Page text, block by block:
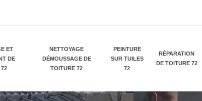
ET
DE
NETTOYAGE
DÉMOUSSAGE DE
TOITURE 72
PEINTURE
SUR TUILES
72
RÉPARATION
DE TOITURE 72